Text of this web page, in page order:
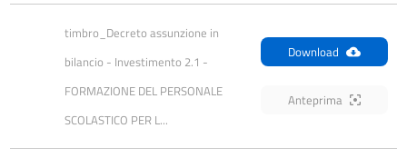
timbro_Decreto assunzione in
bilancio - Investimento 2.1 -
FORMAZIONE DEL PERSONALE
SCOLASTICO PER L...
Download
Anteprima